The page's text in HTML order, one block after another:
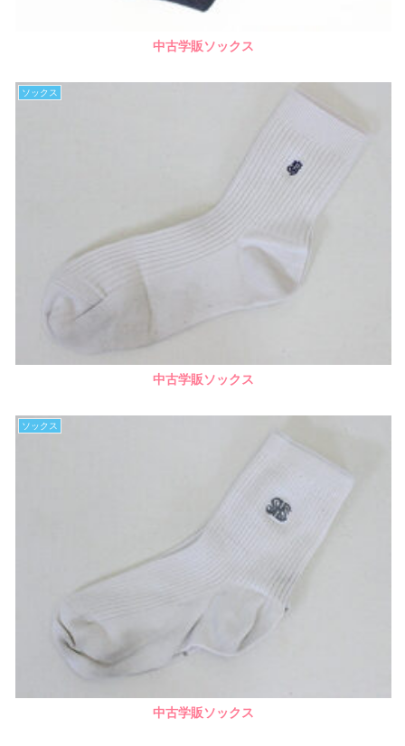
中古学販ソックス
ソックス
中古学販ソックス
ソックス
中古学販ソックス